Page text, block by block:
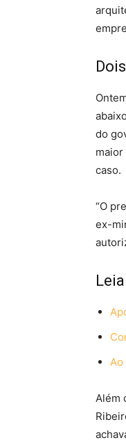
do
caso.
“O
ex-
Ao
Além